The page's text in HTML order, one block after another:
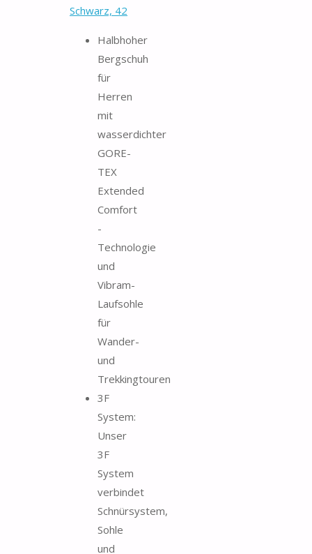
Schwarz, 42
Halbhoher
Bergschuh
für
Herren
mit
wasserdichter
GORE-
TEX
Extended
Comfort
-
Technologie
und
Vibram-
Laufsohle
für
Wander-
und
Trekkingtouren
3F
System:
Unser
3F
System
verbindet
Schnürsystem,
Sohle
und